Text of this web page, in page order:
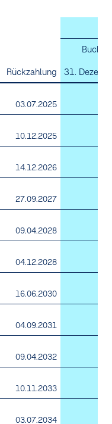
Rückzahlung
31.
03.07.2025
10.12.2025
14.12.2026
27.09.2027
09.04.2028
04.12.2028
16.06.2030
04.09.2031
09.04.2032
10.11.2033
03.07.2034